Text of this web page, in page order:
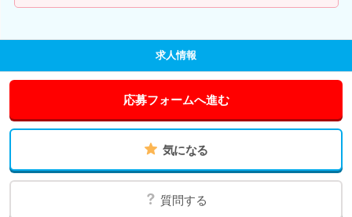
求人情報
応募フォームへ進む
気になる
質問する